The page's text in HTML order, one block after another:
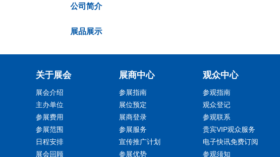
公司简介
展品展示
关于展会
展会介绍
主办单位
参展费用
参展范围
日程安排
展会回顾
展商中心
参展指南
展位预定
展商登录
参展服务
宣传推广计划
参展优势
观众中心
参观指南
观众登记
参观联系
贵宾VIP观众服务
电子快讯免费订阅
参观须知